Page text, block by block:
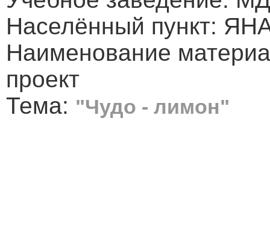
Населённый пункт:
Наименование
проект
Тема: "Чудо - лимон"